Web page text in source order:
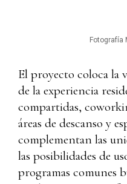
Fotografía
El proyecto coloca la
de la experiencia
compartidas,
áreas de descanso y
complementan las
las posibilidades de
programas comunes